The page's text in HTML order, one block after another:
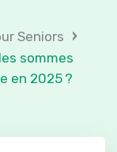
Seniors ›
sommes
en 2025 ?